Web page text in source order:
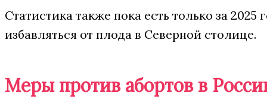
Статистика также пока есть только за
избавляться от плода в Северной столице.
Меры против абортов в